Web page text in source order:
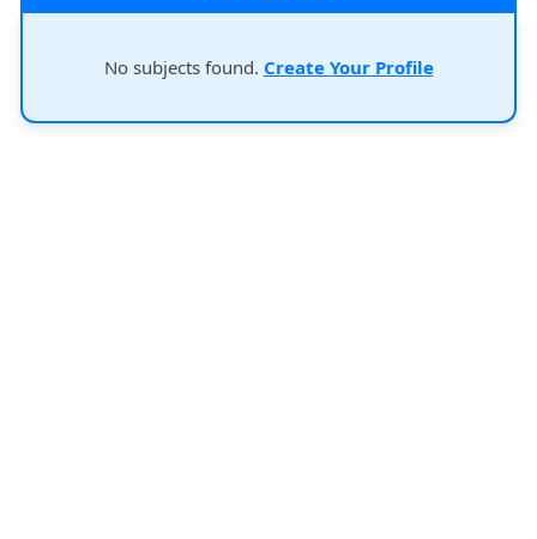
No subjects found. Create Your Profile